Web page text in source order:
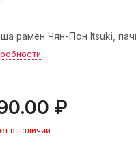
рамен Чян-Пон Itsuki,
₽
в наличии